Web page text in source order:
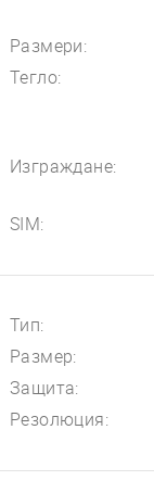
Размери:
Тегло:
Изграждане:
SIM:
Тип:
Размер:
Защита:
Резолюция: